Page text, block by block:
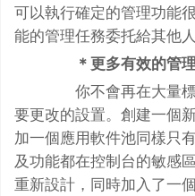
可以執行確定的管理功能
能的管理任務委托給其他
＊更多有效的管
你不會再在大量標
要更改的設置。創建一個
加一個應用軟件池同樣只
及功能都在控制台的敏感
重新設計，同時加入了一